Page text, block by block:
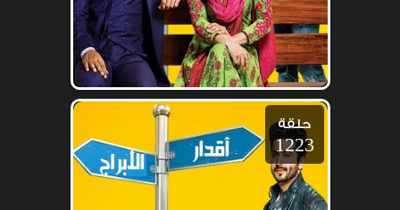
حلقة
1223